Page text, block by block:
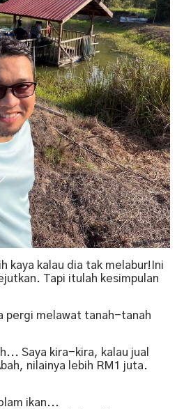
kaya kalau dia tak melabur!Ini
Tapi itulah kesimpulan
pergi melawat tanah-tanah
Saya kira-kira, kalau jual
nilainya lebih RM1 juta.
ikan...